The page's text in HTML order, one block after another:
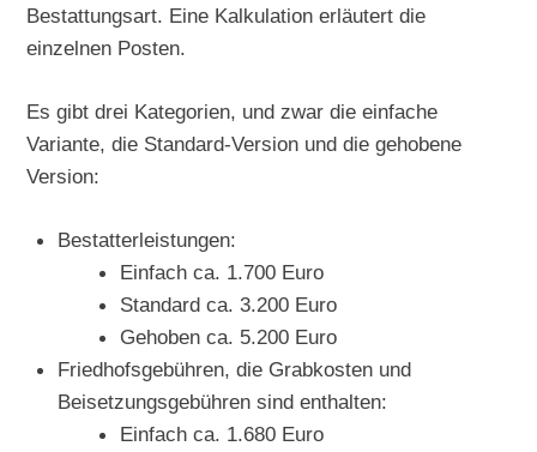
Bestattungsart. Eine Kalkulation erläutert die
einzelnen Posten.
Es gibt drei Kategorien, und zwar die einfache
Variante, die Standard-Version und die gehobene
Version:
Bestatterleistungen:
Einfach ca. 1.700 Euro
Standard ca. 3.200 Euro
Gehoben ca. 5.200 Euro
Friedhofsgebühren, die Grabkosten und
Beisetzungsgebühren sind enthalten:
Einfach ca. 1.680 Euro